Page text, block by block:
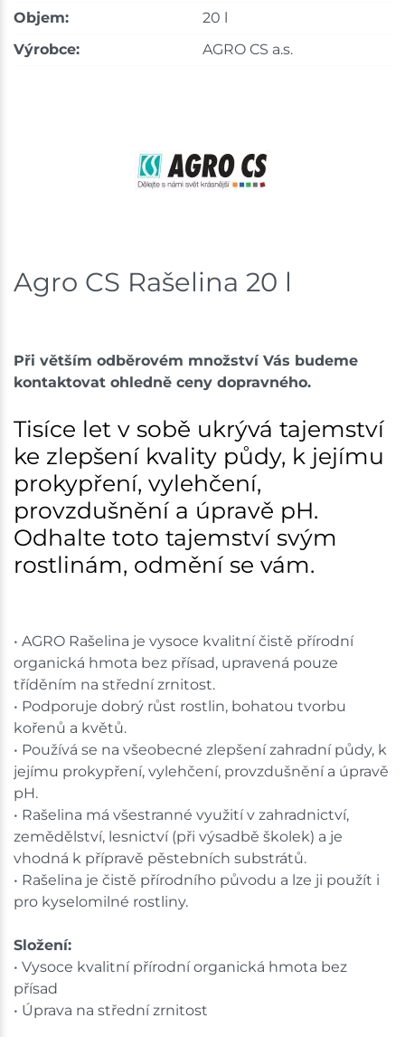
Tišnov
Skladem na prodejně - doručení do 7 dnů
Skladem na prodejně - doručení do 7 dnů
Skladem na prodejně - doručení do 7 dnů
Skladem na prodejně - doručení do 7 dnů
Velká Bíteš
Skladem na prodejně - doručení do 7 dnů
Skladové množství na prodejnách je pouze orientační.
Objem:
20 l
Výrobce:
AGRO CS a.s.
Agro CS Rašelina 20 l
Při větším odběrovém množství Vás budeme
kontaktovat ohledně ceny dopravného.
Tisíce let v sobě ukrývá tajemství
ke zlepšení kvality půdy, k jejímu
prokypření, vylehčení,
provzdušnění a úpravě pH.
Odhalte toto tajemství svým
rostlinám, odmění se vám.
• AGRO Rašelina je vysoce kvalitní čistě přírodní
organická hmota bez přísad, upravená pouze
tříděním na střední zrnitost.
• Podporuje dobrý růst rostlin, bohatou tvorbu
kořenů a květů.
• Používá se na všeobecné zlepšení zahradní půdy, k
jejímu prokypření, vylehčení, provzdušnění a úpravě
pH.
• Rašelina má všestranné využití v zahradnictví,
zemědělství, lesnictví (při výsadbě školek) a je
vhodná k přípravě pěstebních substrátů.
• Rašelina je čistě přírodního původu a lze ji použít i
pro kyselomilné rostliny.
Složení:
• Vysoce kvalitní přírodní organická hmota bez
přísad
• Úprava na střední zrnitost